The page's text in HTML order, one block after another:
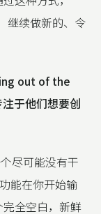
继续做新的、令
out of the
于他们想要创
尽可能没有干
能在你开始输
全空白，新鲜